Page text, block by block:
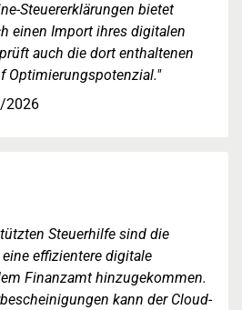
Steuererklärungen bietet
einen Import ihres digitalen
auch die dort enthaltenen
Optimierungspotenzial."
2026
Steuerhilfe sind die
effizientere digitale
Finanzamt hinzugekommen.
kann der Cloud-